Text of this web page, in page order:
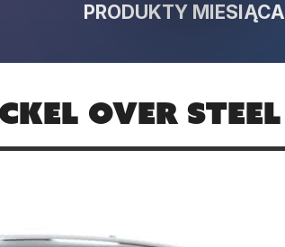
PRODUKTY MIESIĄCA
over Steel